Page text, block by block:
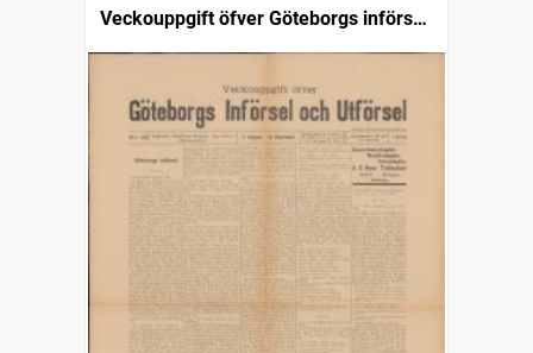
Veckouppgift öfver Göteborgs införsel
och utförsel